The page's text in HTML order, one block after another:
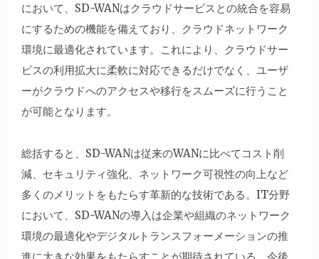
において、SD-WANはクラウドサービスとの統合を容易
にするための機能を備えており、クラウドネットワーク
環境に最適化されています。これにより、クラウドサー
ビスの利用拡大に柔軟に対応できるだけでなく、ユーザ
ーがクラウドへのアクセスや移行をスムーズに行うこと
が可能となります。
総括すると、SD-WANは従来のWANに比べてコスト削
減、セキュリティ強化、ネットワーク可視性の向上など
多くのメリットをもたらす革新的な技術である。IT分野
において、SD-WANの導入は企業や組織のネットワーク
環境の最適化やデジタルトランスフォーメーションの推